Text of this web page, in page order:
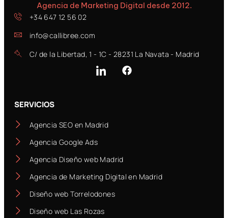
Agencia de Marketing Digital desde 2012.
+34 647 12 56 02
info@callibree.com
C/ de la Libertad, 1 - 1C - 28231 La Navata - Madrid
SERVICIOS
Agencia SEO en Madrid
Agencia Google Ads
Agencia Diseño web Madrid
Agencia de Marketing Digital en Madrid
Diseño web Torrelodones
Diseño web Las Rozas